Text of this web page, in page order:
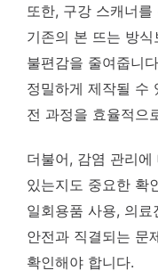
또한, 구강 스캐너
기존의 본 뜨는 방
불편감을 줄여줍니
정밀하게 제작될 수
전 과정을 효율적으
더불어, 감염 관리
있는지도 중요한 확
일회용품 사용, 의
안전과 직결되는 문
확인해야 합니다.